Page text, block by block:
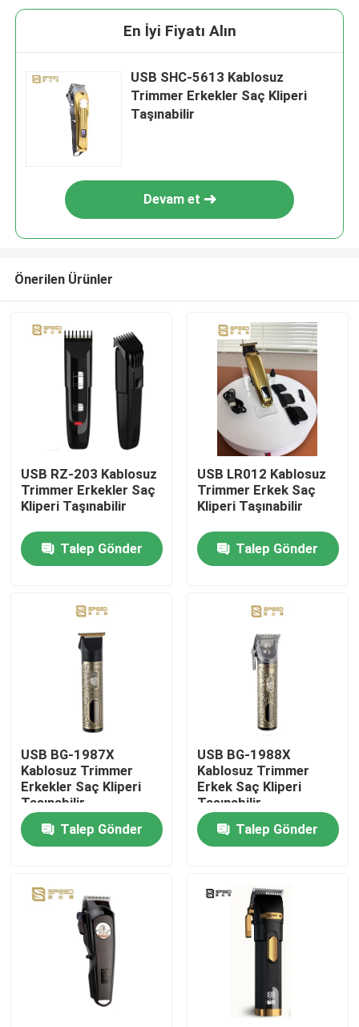
Ana sayfa
Hakkımızda
VR Gösterisi
Profesyonel Saç Kesiciler
Berber saç kesicisi
Kablosuz Saç Trimmer
En İyi Fiyatı Alın
USB SHC-5613 Kablosuz
Trimmer Erkekler Saç Kliperi
Taşınabilir
Devam et
Önerilen Ürünler
USB RZ-203 Kablosuz
Trimmer Erkekler Saç
Kliperi Taşınabilir
Talep Gönder
USB LR012 Kablosuz
Trimmer Erkek Saç
Kliperi Taşınabilir
Talep Gönder
USB BG-1987X
Kablosuz Trimmer
Erkekler Saç Kliperi
Taşınabilir
Talep Gönder
USB BG-1988X
Kablosuz Trimmer
Erkek Saç Kliperi
Taşınabilir
Talep Gönder